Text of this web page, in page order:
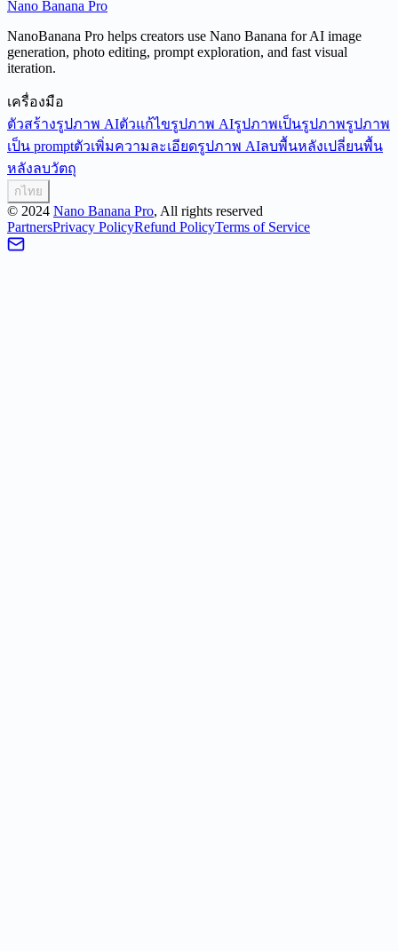
Try Nano Banana
Nano Banana Pro
NanoBanana Pro helps creators use Nano Banana for AI image
generation, photo editing, prompt exploration, and fast visual
iteration.
เครื่องมือ
ตัวสร้างรูปภาพ AIตัวแก้ไขรูปภาพ AIรูปภาพเป็นรูปภาพรูปภาพ
เป็น promptตัวเพิ่มความละเอียดรูปภาพ AIลบพื้นหลังเปลี่ยนพื้น
หลังลบวัตถุ
กไทย
© 2024 Nano Banana Pro, All rights reserved
PartnersPrivacy PolicyRefund PolicyTerms of Service